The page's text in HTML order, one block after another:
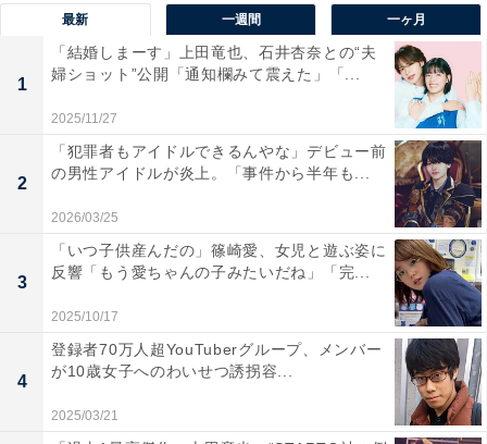
最新 一週間 一ヶ月
1
「結婚しまーす」上田竜也、石井杏奈との“夫
婦ショット”公開「通知欄みて震えた」「...
2025/11/27
2
「犯罪者もアイドルできるんやな」デビュー前
の男性アイドルが炎上。「事件から半年も...
2026/03/25
3
「いつ子供産んだの」篠崎愛、女児と遊ぶ姿に
反響「もう愛ちゃんの子みたいだね」「完...
2025/10/17
4
登録者70万人超YouTuberグループ、メンバー
が10歳女子へのわいせつ誘拐容...
2025/03/21